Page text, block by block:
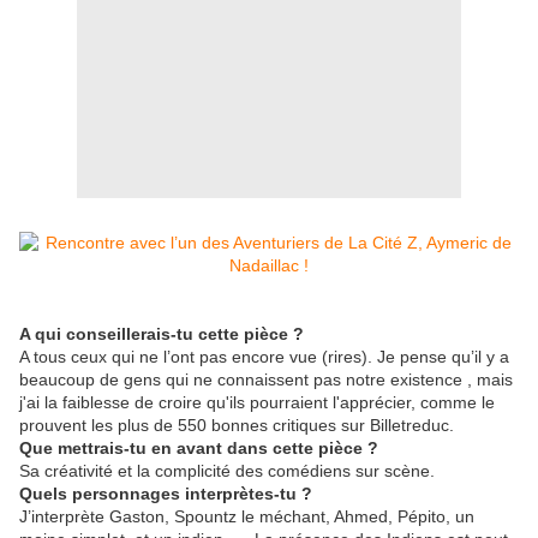
A qui conseillerais-tu cette pièce ?
A tous ceux qui ne l’ont pas encore vue (rires). Je pense qu’il y a
beaucoup de gens qui ne connaissent pas notre existence , mais
j'ai la faiblesse de croire qu'ils pourraient l'apprécier, comme le
prouvent les plus de 550 bonnes critiques sur Billetreduc.
Que mettrais-tu en avant dans cette pièce ?
Sa créativité et la complicité des comédiens sur scène.
Quels personnages interprètes-tu ?
J’interprète Gaston, Spountz le méchant, Ahmed, Pépito, un